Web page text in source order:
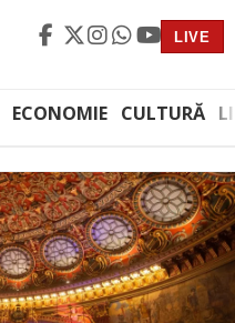
LIVE
ECONOMIE CULTURĂ